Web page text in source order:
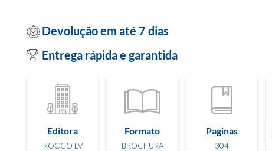
Devolução em até 7 dias
Entrega rápida e garantida
Editora
ROCCO LV
Formato
BROCHURA
Paginas
304